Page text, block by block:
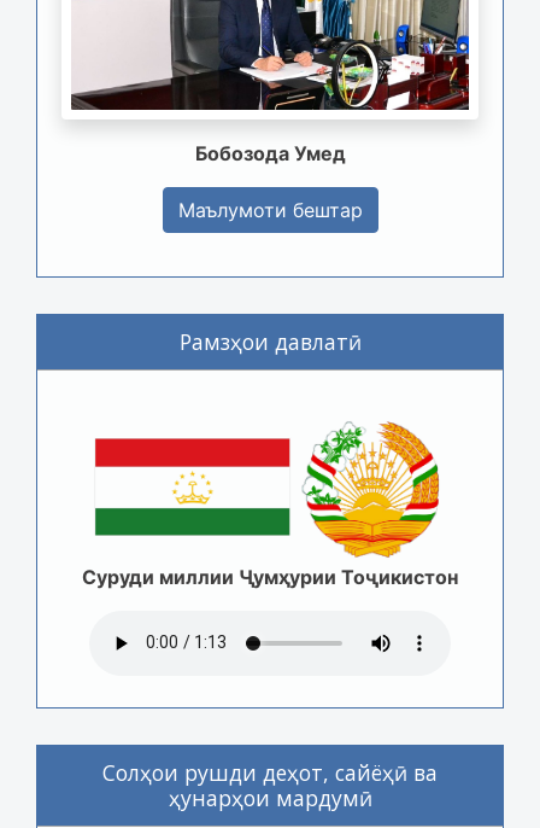
Бобозода Умед
Маълумоти бештар
Рамзҳои давлатӣ
Суруди миллии Ҷумҳурии Тоҷикистон
Солҳои рушди деҳот, сайёҳӣ ва
ҳунарҳои мардумӣ